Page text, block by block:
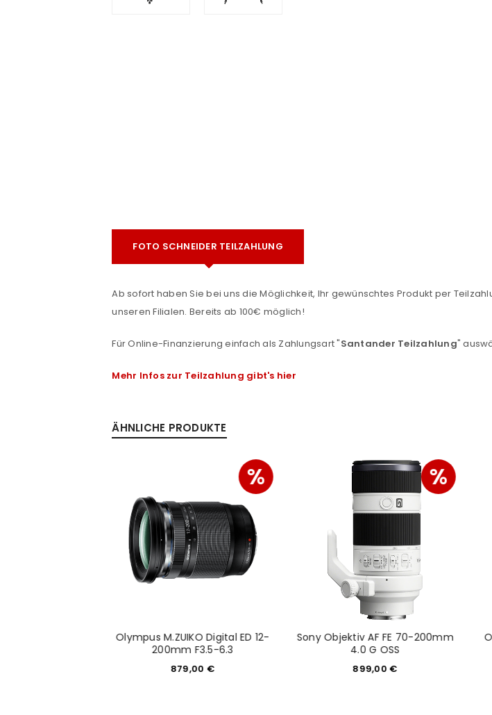
ANMELDEN
Benutzername oder E-Mail-Adresse
ANMELDEN
PASSWORT VERGESSEN?
FOTO SCHNEIDER TEILZAHLUNG
Ab sofort haben Sie bei uns die Möglichkeit, Ihr gewünschtes Produkt per
unseren Filialen. Bereits ab 100€ möglich!
Für Online-Finanzierung einfach als Zahlungsart "Santander Teilzahlung"
Mehr Infos zur Teilzahlung gibt's hier
ÄHNLICHE PRODUKTE
%
Olympus M.ZUIKO Digital ED 12-
200mm F3.5-6.3
879,00 €
%
Sony Objektiv AF FE 70-200mm
4.0 G OSS
899,00 €